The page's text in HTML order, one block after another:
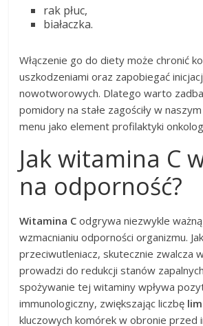
rak płuc,
białaczka.
Włączenie go do diety może chronić
uszkodzeniami oraz zapobiegać
nowotworowych. Dlatego warto
pomidory na stałe zagościły w
menu jako element profilaktyki
Jak witamina C
na odporność?
Witamina C odgrywa niezwykle
wzmacnianiu odporności organizmu.
przeciwutleniacz, skutecznie zwalcza
prowadzi do redukcji stanów
spożywanie tej witaminy wpływa
immunologiczny, zwiększając liczbę
kluczowych komórek w obronie przed